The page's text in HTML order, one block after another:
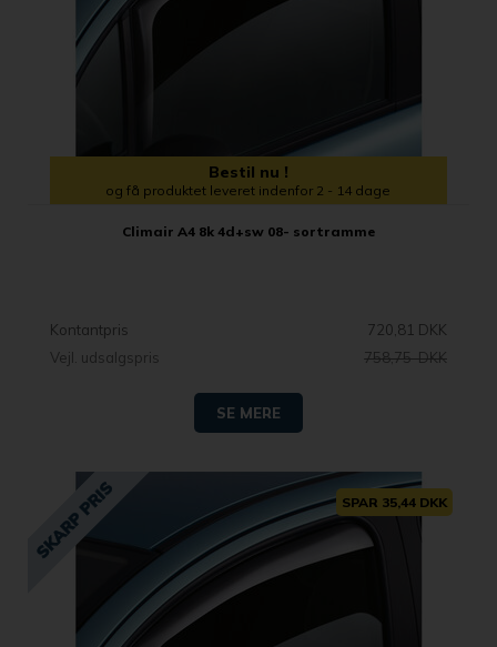
Bestil nu !
og få produktet leveret indenfor 2 - 14 dage
Climair A4 8k 4d+sw 08- sortramme
Kontantpris
720,81 DKK
Vejl. udsalgspris
758,75 DKK
SE MERE
SPAR 35,44 DKK